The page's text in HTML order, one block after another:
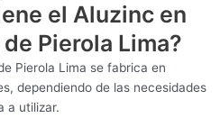
el Aluzinc en
Pierola Lima?
Pierola Lima se fabrica en
dependiendo de las necesidades
a utilizar.